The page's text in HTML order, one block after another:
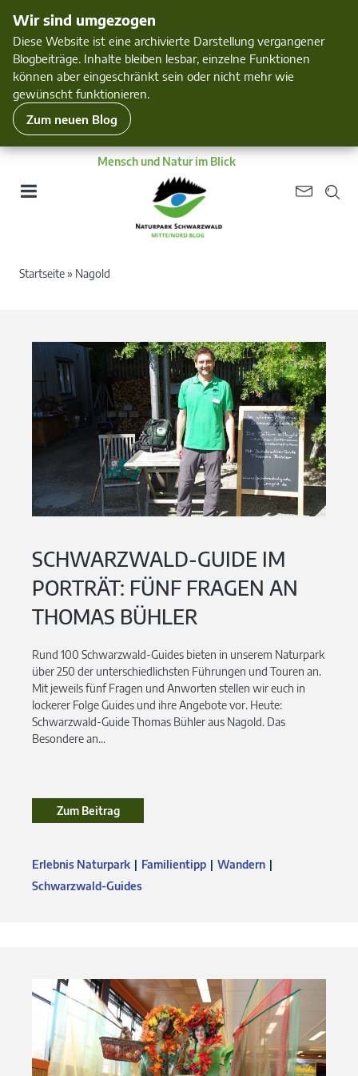
Wir sind umgezogen
Diese Website ist eine archivierte Darstellung vergangener
Blogbeiträge. Inhalte bleiben lesbar, einzelne Funktionen
können aber eingeschränkt sein oder nicht mehr wie
gewünscht funktionieren.
Zum neuen Blog
Mensch und Natur im Blick
Startseite» Nagold
SCHWARZWALD-GUIDE IM
PORTRÄT: FÜNF FRAGEN AN
THOMAS BÜHLER
Rund 100 Schwarzwald-Guides bieten in unserem Naturpark
über 250 der unterschiedlichsten Führungen und Touren an.
Mit jeweils fünf Fragen und Anworten stellen wir euch in
lockerer Folge Guides und ihre Angebote vor. Heute:
Schwarzwald-Guide Thomas Bühler aus Nagold. Das
Besondere an...
Zum Beitrag
Erlebnis Naturpark Familientipp
Wandern
Schwarzwald-Guides